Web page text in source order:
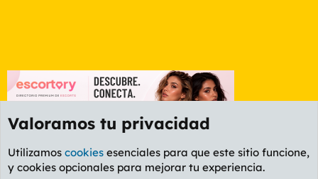
Foro Informática y Videojuegos
Valoramos tu privacidad
Utilizamos cookies esenciales para que este sitio funcione,
y cookies opcionales para mejorar tu experiencia.